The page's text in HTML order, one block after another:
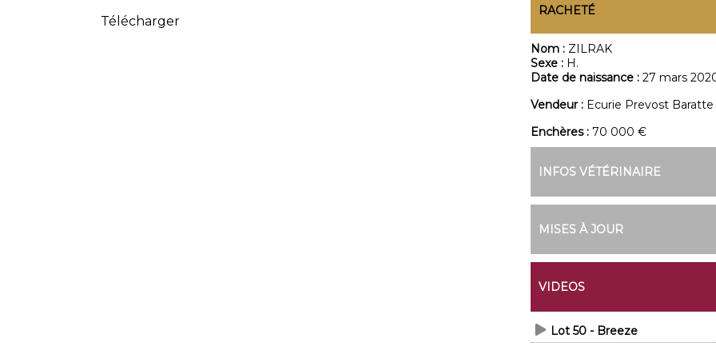
Télécharger
RACHETÉ
Nom : ZILRAK
Sexe : H.
Date de naissance : 27 mars
Vendeur : Ecurie Prevost Baratte
Enchères : 70 000 €
INFOS VÉTÉRINAIRE
MISES À JOUR
VIDEOS
Lot 50 - Breeze